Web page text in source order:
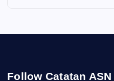
Follow Catatan ASN